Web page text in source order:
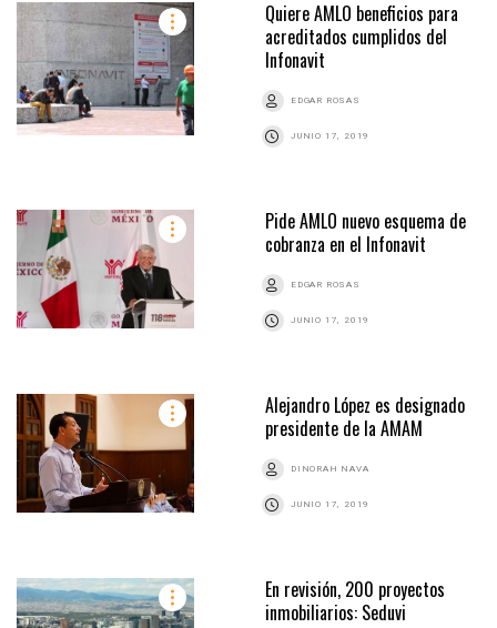
Quiere AMLO beneficios para
acreditados cumplidos del
Infonavit
EDGAR ROSAS
JUNIO 17, 2019
Pide AMLO nuevo esquema de
cobranza en el Infonavit
EDGAR ROSAS
JUNIO 17, 2019
Alejandro López es designado
presidente de la AMAM
DINORAH NAVA
JUNIO 17, 2019
En revisión, 200 proyectos
inmobiliarios: Seduvi